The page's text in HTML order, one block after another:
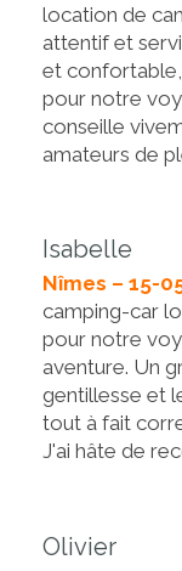
location de
attentif et
et
pour notre
conseille
amateurs de
Isabelle
Nîmes – 15-
camping-car
pour notre
aventure. Un
gentillesse et
tout à fait
J'ai hâte de
Olivier